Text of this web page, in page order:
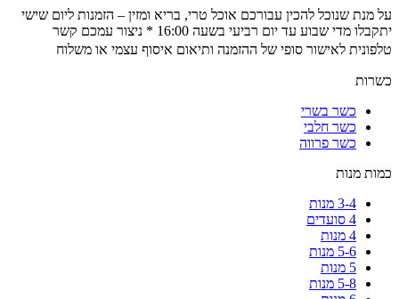
על מנת שנוכל להכין עבורכם אוכל טרי, בריא ומזין – הזמנות ליום שישי
יתקבלו מדי שבוע עד יום רביעי בשעה 16:00 * ניצור עמכם קשר
טלפונית לאישור סופי של ההזמנה ותיאום איסוף עצמי או משלוח
כשרות
כשר בשרי
כשר חלבי
כשר פרווה
כמות מנות
3-4 מנות
4 סועדים
4 מנות
5-6 מנות
5 מנות
5-8 מנות